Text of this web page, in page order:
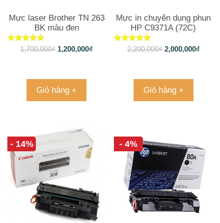
Mực laser Brother TN 263
BK màu đen
Được xếp
hạng
1,700,000₫ 1,200,000₫
Giỏ hàng +
Mực in chuyên dụng phun
HP C9371A (72C)
Được xếp
hạng
2,200,000₫ 2,000,000₫
Giỏ hàng +
- 14% - 4%